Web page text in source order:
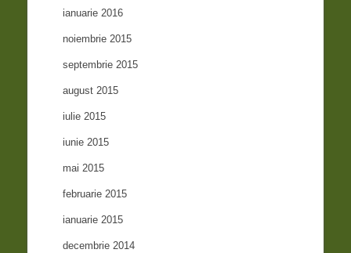
ianuarie 2016
noiembrie 2015
septembrie 2015
august 2015
iulie 2015
iunie 2015
mai 2015
februarie 2015
ianuarie 2015
decembrie 2014